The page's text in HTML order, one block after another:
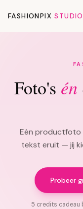
FASHIONPIXSTUDIO
Foto's én
Eén productfoto
tekst eruit — jij
Probeer
5 credits cadeau